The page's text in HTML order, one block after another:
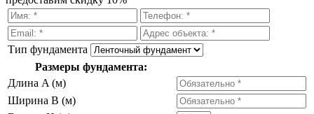
Тип фундамента
Размеры фундамента:
Длина A (м)
Ширина B (м)